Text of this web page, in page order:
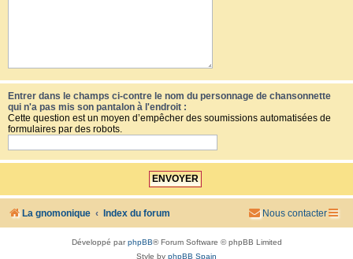
Entrer dans le champs ci-contre le nom du personnage de chansonnette
qui n'a pas mis son pantalon à l'endroit :
Cette question est un moyen d’empêcher des soumissions automatisées de
formulaires par des robots.
La gnomonique Index du forum Nous contacter
Développé parphpBB® Forum Software © phpBB Limited
Style by phpBB Spain